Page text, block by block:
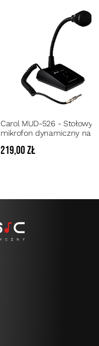
Carol MUD-526 - Stołowy
mikrofon dynamiczny na
219,00 zł